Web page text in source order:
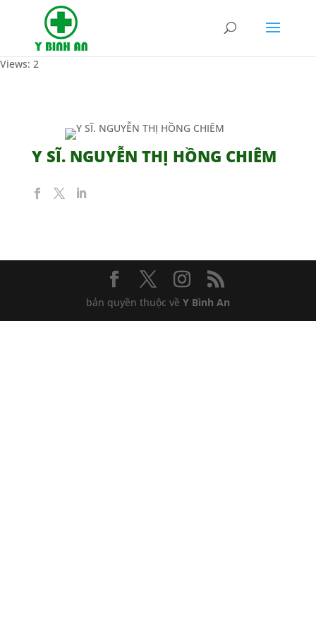
Views: 2
Y SĨ. NGUYỄN THỊ HỒNG CHIÊM
bản quyền thuộc về Y Bình An